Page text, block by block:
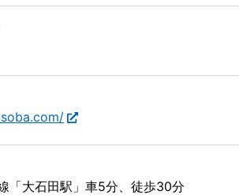
「大石田駅」車5分、徒歩30分